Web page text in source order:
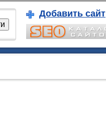
Добавить сайт